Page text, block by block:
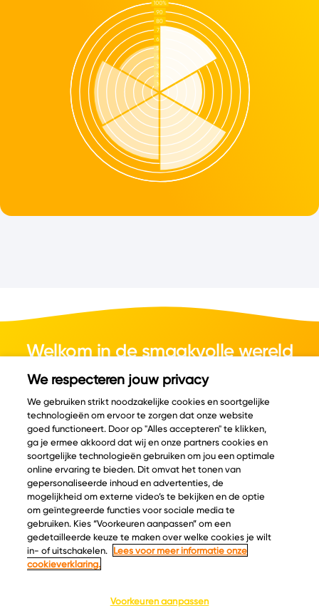
Welkom in de smaakvolle wereld
van kaas.
© Copyright 2026 Velder
Inspiratie
Kaascatalogus
Recepten
Kaasplankjes
Blog
Informatie
Over ons
Ontdek
Keurmerken
We respecteren jouw privacy
We gebruiken strikt noodzakelijke cookies en soortgelijke
technologieën om ervoor te zorgen dat onze website
goed functioneert. Door op "Alles accepteren" te klikken,
ga je ermee akkoord dat wij en onze partners cookies en
soortgelijke technologieën gebruiken om jou een optimale
online ervaring te bieden. Dit omvat het tonen van
gepersonaliseerde inhoud en advertenties, de
mogelijkheid om externe video’s te bekijken en de optie
om geïntegreerde functies voor sociale media te
gebruiken. Kies “Voorkeuren aanpassen” om een
gedetailleerde keuze te maken over welke cookies je wilt
in- of uitschakelen.
Lees voor meer informatie onze
cookieverklaring.
Voorkeuren aanpassen